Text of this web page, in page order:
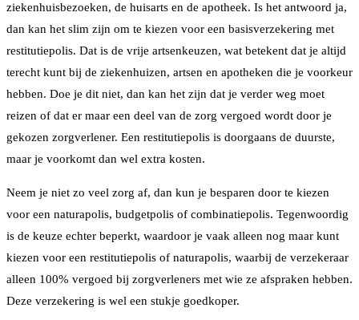
ziekenhuisbezoeken, de huisarts en de apotheek. Is het antwoord ja,
dan kan het slim zijn om te kiezen voor een basisverzekering met
restitutiepolis. Dat is de vrije artsenkeuzen, wat betekent dat je altijd
terecht kunt bij de ziekenhuizen, artsen en apotheken die je voorkeur
hebben. Doe je dit niet, dan kan het zijn dat je verder weg moet
reizen of dat er maar een deel van de zorg vergoed wordt door je
gekozen zorgverlener. Een restitutiepolis is doorgaans de duurste,
maar je voorkomt dan wel extra kosten.
Neem je niet zo veel zorg af, dan kun je besparen door te kiezen
voor een naturapolis, budgetpolis of combinatiepolis. Tegenwoordig
is de keuze echter beperkt, waardoor je vaak alleen nog maar kunt
kiezen voor een restitutiepolis of naturapolis, waarbij de verzekeraar
alleen 100% vergoed bij zorgverleners met wie ze afspraken hebben.
Deze verzekering is wel een stukje goedkoper.